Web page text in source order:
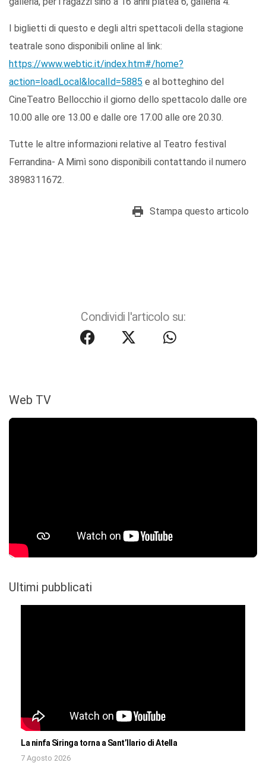
I biglietti di questo e degli altri spettacoli della stagione
teatrale sono disponibili online al link:
https://www.webtic.it/index.htm#/home?
action=loadLocal&localId=5885 e al botteghino del
CineTeatro Bellocchio il giorno dello spettacolo dalle ore
10.00 alle ore 13.00 e dalle ore 17.00 alle ore 20.30.
Tutte le altre informazioni relative al Teatro festival
Ferrandina- A Mimì sono disponibili contattando il numero
3898311672.
Stampa questo articolo
Condividi l'articolo su:
Web TV
Ultimi pubblicati
La ninfa Siringa torna a Sant’Ilario di Atella
7 Agosto 2026